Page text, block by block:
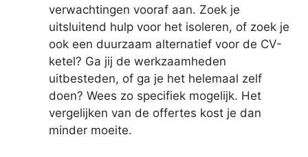
verwachtingen vooraf aan. Zoek je
uitsluitend hulp voor het isoleren, of zoek je
ook een duurzaam alternatief voor de CV-
ketel? Ga jij de werkzaamheden
uitbesteden, of ga je het helemaal zelf
doen? Wees zo specifiek mogelijk. Het
vergelijken van de offertes kost je dan
minder moeite.